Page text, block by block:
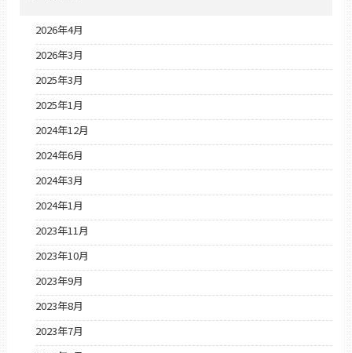
2026年4月
2026年3月
2025年3月
2025年1月
2024年12月
2024年6月
2024年3月
2024年1月
2023年11月
2023年10月
2023年9月
2023年8月
2023年7月